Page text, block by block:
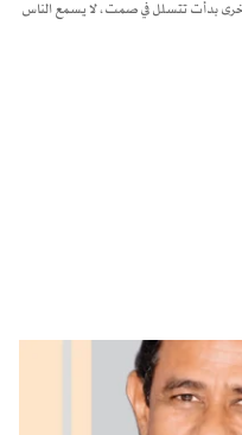
أخرى بدأت تتسلل في صمت، لا يسمع الناس